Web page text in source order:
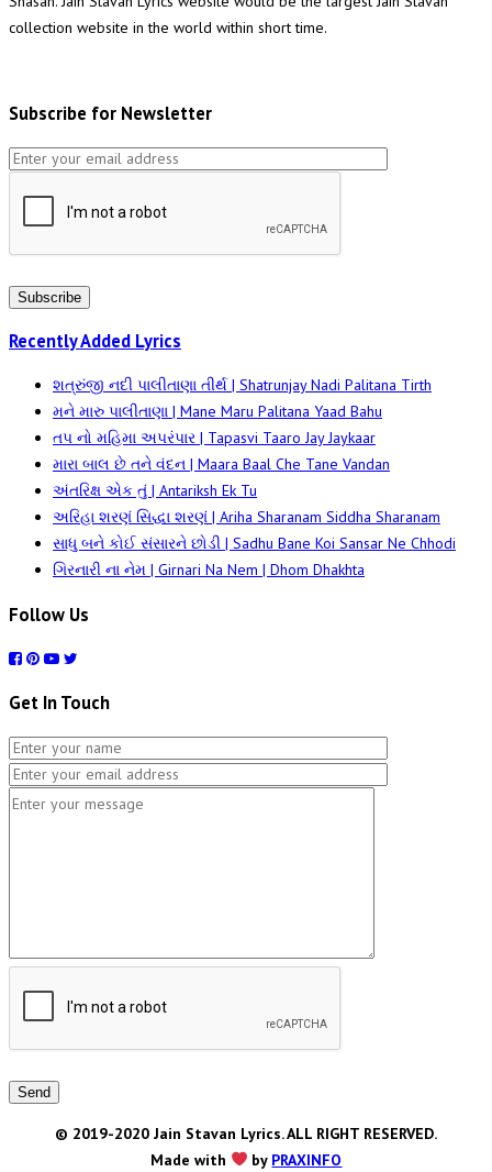
collection website in the world within short time.
Subscribe for Newsletter
Subscribe
Recently Added Lyrics
શત્રુંજી નદી પાલીતાણા તીર્થ | Shatrunjay Nadi Palitana Tirth
મને મારુ પાલીતાણા | Mane Maru Palitana Yaad Bahu
તપ નો મહિમા અપરંપાર | Tapasvi Taaro Jay Jaykaar
મારા બાલ છે તને વંદન | Maara Baal Che Tane Vandan
અંતરિક્ષ એક તું | Antariksh Ek Tu
અરિહા શરણં સિદ્ધા શરણં | Ariha Sharanam Siddha Sharanam
સાધુ બને કોઈ સંસારને છોડી | Sadhu Bane Koi Sansar Ne Chhodi
ગિરનારી ના નેમ | Girnari Na Nem | Dhom Dhakhta
Follow Us
Get In Touch
Send
© 2019-2020 Jain Stavan Lyrics. ALL RIGHT RESERVED.
Made with
by PRAXINFO